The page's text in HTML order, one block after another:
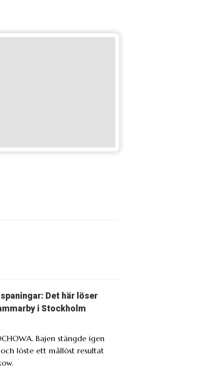
Det här löser
i Stockholm
Bajen stängde igen
löste ett mållöst resultat